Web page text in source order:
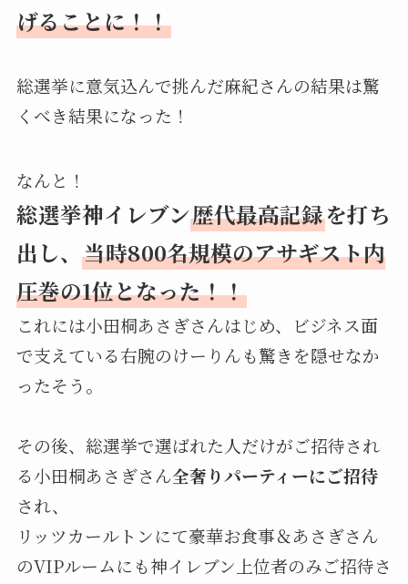
げることに！！
総選挙に意気込んで挑んだ麻紀さんの結果は驚
くべき結果になった！
なんと！
総選挙神イレブン歴代最高記録を打ち
出し、 当時800名規模のアサギスト内
圧巻の1位となった！！
これには小田桐あさぎさんはじめ、ビジネス面
で支えている右腕のけーりんも驚きを隠せなか
ったそう。
その後、総選挙で選ばれた人だけがご招待され
る小田桐あさぎさん全奢りパーティーにご招待
され、
リッツカールトンにて豪華お食事＆あさぎさん
のVIPルームにも神イレブン上位者のみご招待さ